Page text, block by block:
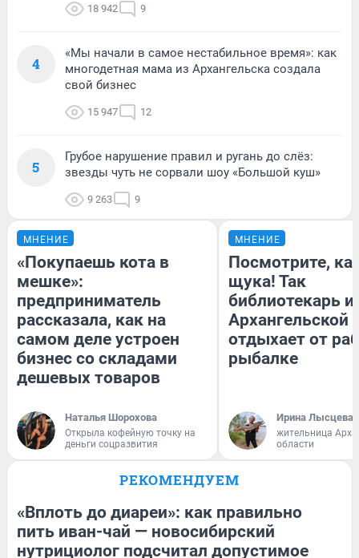
18 942 9
4
«Мы начали в самое нестабильное время»: как
многодетная мама из Архангельска создала
свой бизнес
15 947 12
5
Грубое нарушение правил и ругань до слёз:
звезды чуть не сорвали шоу «Большой куш»
9 263 9
МНЕНИЕ
«Покупаешь кота в
мешке»:
предприниматель
рассказала, как на
самом деле устроен
бизнес со складами
дешевых товаров
Наталья Шорохова
Открыла кофейную точку на
деньги соцразвития
МНЕНИЕ
Посмотрите,
щука! Так
библиотекарь
Архангельской
отдыхает от
рыбалке
Ирина Лысцева
жительница
области
РЕКОМЕНДУЕМ
«Вплоть до диареи»: как правильно
пить иван-чай — новосибирский
нутрициолог подсчитал допустимое